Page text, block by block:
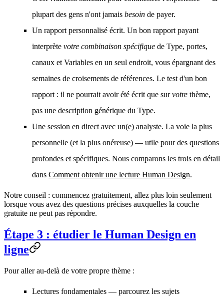
plupart des gens n'ont jamais besoin de payer.
Un rapport personnalisé écrit. Un bon rapport payant
interprète votre combinaison spécifique de Type, portes,
canaux et Variables en un seul endroit, vous épargnant des
semaines de croisements de références. Le test d'un bon
rapport : il ne pourrait avoir été écrit que survotre thème,
pas une description générique du Type.
Une session en direct avec un(e) analyste. La voie la plus
personnelle (et la plus onéreuse) — utile pour des questions
profondes et spécifiques. Nous comparons les trois en détail
dans Comment obtenir une lecture Human Design.
Notre conseil : commencez gratuitement, allez plus loin seulement
lorsque vous avez des questions précises auxquelles la couche
gratuite ne peut pas répondre.
Étape 3 : étudier le Human Design en
ligne
Pour aller au-delà de votre propre thème :
Lectures fondamentales — parcourez les sujets